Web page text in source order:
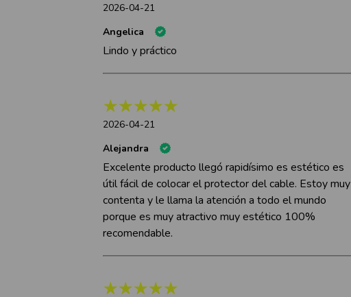
2026-04-21
Angelica
Lindo y práctico
2026-04-21
Alejandra
Excelente producto llegó rapidísimo es estético es
útil fácil de colocar el protector del cable. Estoy muy
contenta y le llama la atención a todo el mundo
porque es muy atractivo muy estético 100%
recomendable.